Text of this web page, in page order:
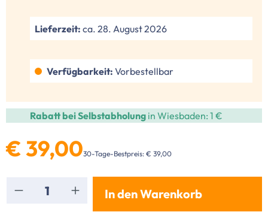
Lieferzeit: ca. 28. August 2026
Verfügbarkeit: Vorbestellbar
Rabatt bei Selbstabholung in Wiesbaden: 1 €
€ 39,0030-Tage-Bestpreis: € 39,00
Produkt Anzahl: Gib den gewünschten
In den Warenkorb